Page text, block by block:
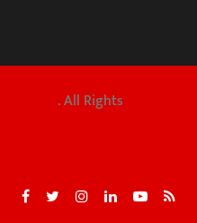
. All Rights